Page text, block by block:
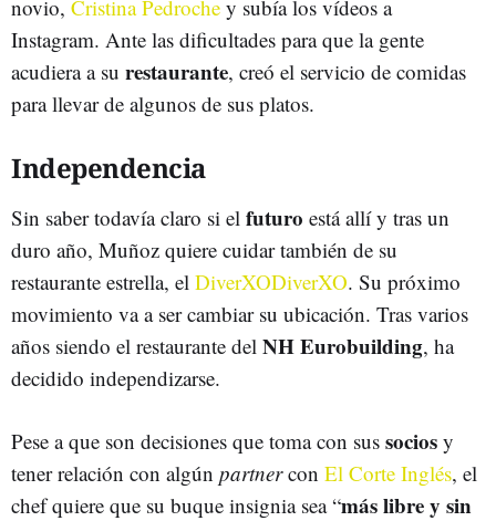
novio, Cristina Pedroche y subía los vídeos a
Instagram. Ante las dificultades para que la gente
acudiera a su restaurante, creó el servicio de comidas
para llevar de algunos de sus platos.
Independencia
Sin saber todavía claro si el futuro está allí y tras un
duro año, Muñoz quiere cuidar también de su
restaurante estrella, el DiverXODiverXO. Su próximo
movimiento va a ser cambiar su ubicación. Tras varios
años siendo el restaurante del NH Eurobuilding, ha
decidido independizarse.
Pese a que son decisiones que toma con sus socios y
tener relación con algún partnercon El Corte Inglés, el
chef quiere que su buque insignia sea “más libre y sin